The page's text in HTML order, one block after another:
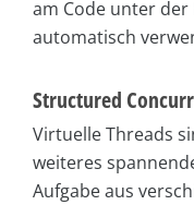
am Code unter
automatisch
Structured
Virtuelle Threads
weiteres
Aufgabe aus